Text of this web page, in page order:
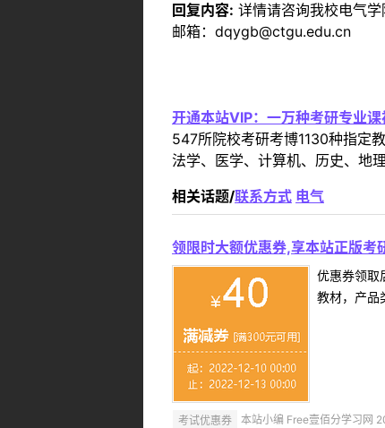
回复内容: 详情请咨询我校电气
邮箱：dqygb@ctgu.edu.cn
开通本站VIP：一万种考研专业
547所院校考研考博1130种指定
法学、医学、计算机、历史、地
相关话题/联系方式 电气
领限时大额优惠券,享本站正版考
优惠券领取
教材，产品
考试优惠券 本站小编 Free壹佰分学习网